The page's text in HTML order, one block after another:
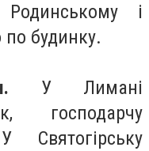
і
будинку.
У Лимані
господарчу